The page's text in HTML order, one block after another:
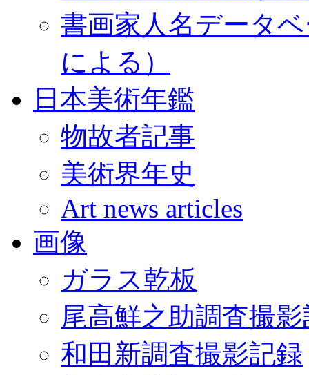
書画家人名データ
による）
日本美術年鑑
物故者記事
美術界年史
Art news articles
画像
ガラス乾板
尾高鮮之助調査撮
和田新調査撮影記録